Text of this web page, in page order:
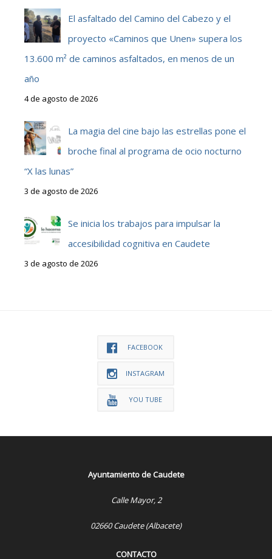
El asfaltado del Camino del Cabezo y el
proyecto «Caminos que Unen» supera los
13.600 m² de caminos asfaltados, en menos de un
año
4 de agosto de 2026
La magia del cine bajo las estrellas pone el
broche final al programa de ocio nocturno
“X las lunas”
3 de agosto de 2026
Se inicia los trabajos para impulsar la
accesibilidad cognitiva en Caudete
3 de agosto de 2026
FACEBOOK
INSTAGRAM
YOU TUBE
Ayuntamiento de Caudete
Calle Mayor, 2
02660 Caudete (Albacete)
CONTACTO